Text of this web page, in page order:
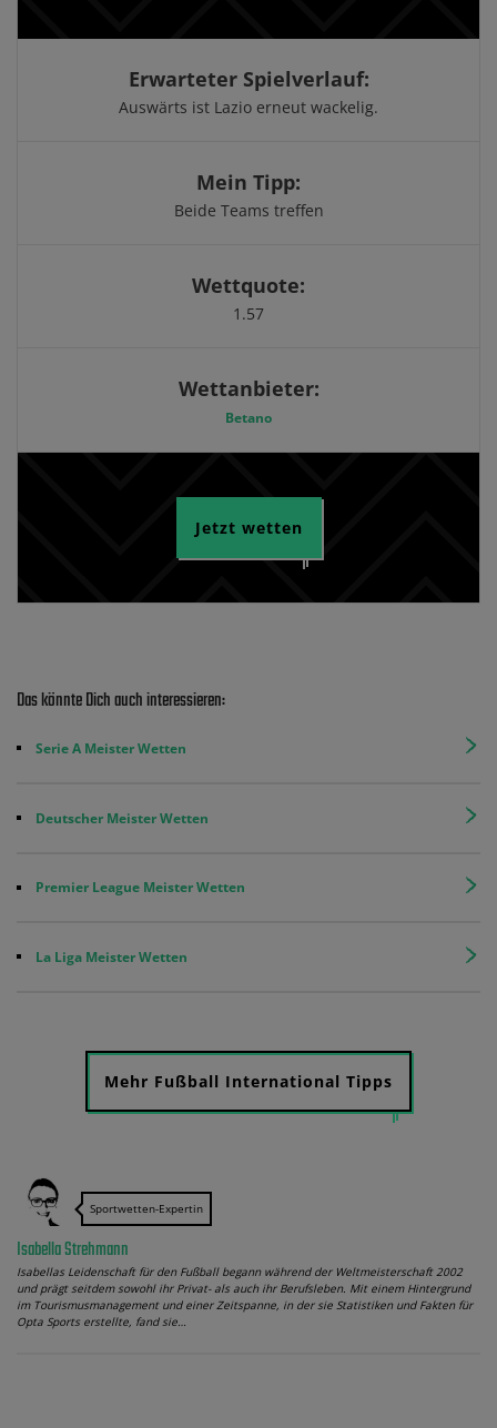
Erwarteter Spielverlauf:
Auswärts ist Lazio erneut wackelig.
Mein Tipp:
Beide Teams treffen
Wettquote:
1.57
Wettanbieter:
Betano
Jetzt wetten
Das könnte Dich auch interessieren:
Serie A Meister Wetten
Deutscher Meister Wetten
Premier League Meister Wetten
La Liga Meister Wetten
Mehr Fußball International Tipps
Sportwetten-Expertin
Isabella Strehmann
Isabellas Leidenschaft für den Fußball begann während der Weltmeisterschaft 2002
und prägt seitdem sowohl ihr Privat- als auch ihr Berufsleben. Mit einem Hintergrund
im Tourismusmanagement und einer Zeitspanne, in der sie Statistiken und Fakten für
Opta Sports erstellte, fand sie…